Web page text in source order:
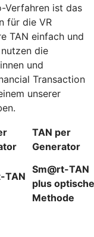
Verfahren ist das
für die VR
TAN einfach und
die
und
Transaction
unserer
TAN per
Generator
TAN
Sm@rt-TAN
plus optische
Methode